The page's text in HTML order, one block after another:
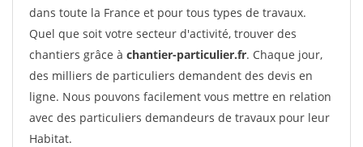
dans toute la France et pour tous types de travaux.
Quel que soit votre secteur d'activité, trouver des
chantiers grâce à chantier-particulier.fr. Chaque jour,
des milliers de particuliers demandent des devis en
ligne. Nous pouvons facilement vous mettre en relation
avec des particuliers demandeurs de travaux pour leur
Habitat.